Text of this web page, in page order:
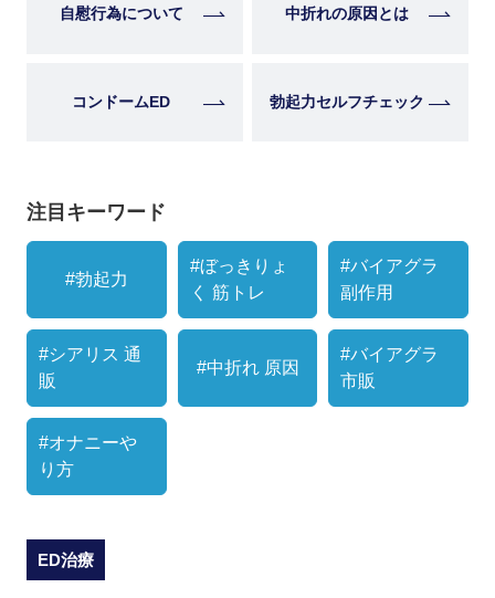
自慰行為について 中折れの原因とは
コンドームED 勃起力セルフチェック
注目キーワード
#勃起力
#ぼっきりょ
く 筋トレ
#バイアグラ
副作用
#シアリス 通
販
#中折れ 原因
#バイアグラ
市販
#オナニーや
り方
ED治療